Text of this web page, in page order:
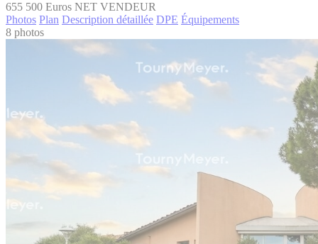
655 500 Euros NET VENDEUR
Photos Plan Description détaillée DPE Équipements
8 photos